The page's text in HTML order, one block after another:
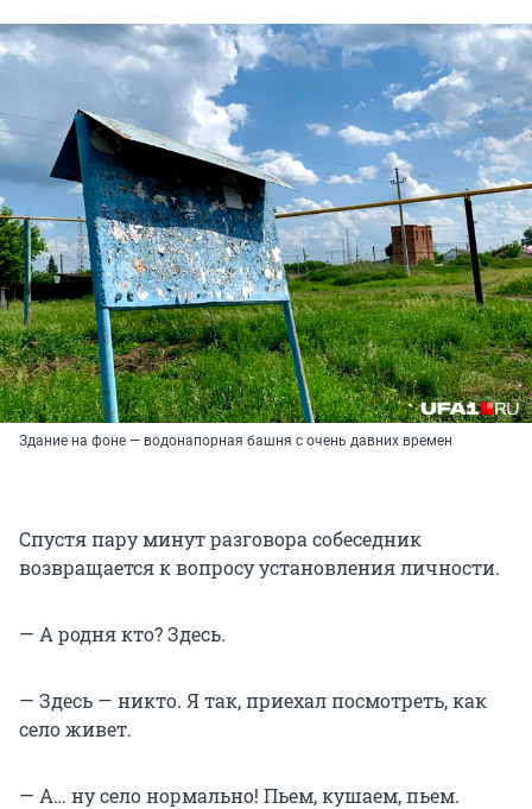
Здание на фоне — водонапорная башня с очень давних времен
Спустя пару минут разговора собеседник
возвращается к вопросу установления личности.
— А родня кто? Здесь.
— Здесь — никто. Я так, приехал посмотреть, как
село живет.
— А… ну село нормально! Пьем, кушаем, пьем.